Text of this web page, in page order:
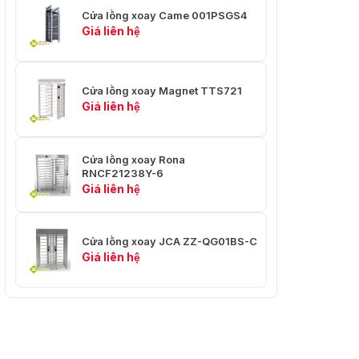
Cửa lồng xoay Came 001PSGS4
Giá liên hệ
Cửa lồng xoay Magnet TTS721
Giá liên hệ
Cửa lồng xoay Rona
RNCF21238Y-6
Giá liên hệ
Cửa lồng xoay JCA ZZ-QG01BS-C
Giá liên hệ